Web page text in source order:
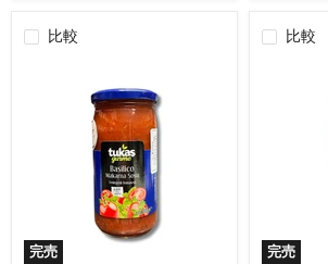
360g
比較
完売
比較
完売